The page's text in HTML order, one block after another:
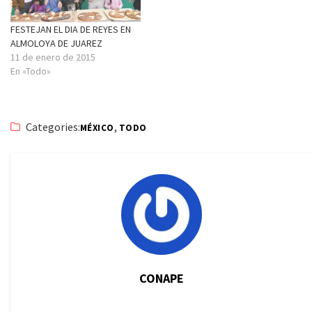
FESTEJAN EL DIA DE REYES EN
ALMOLOYA DE JUAREZ
11 de enero de 2015
En «Todo»
Categories:MÉXICO, TODO
CONAPE